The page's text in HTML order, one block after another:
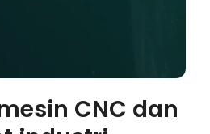
CNC dan